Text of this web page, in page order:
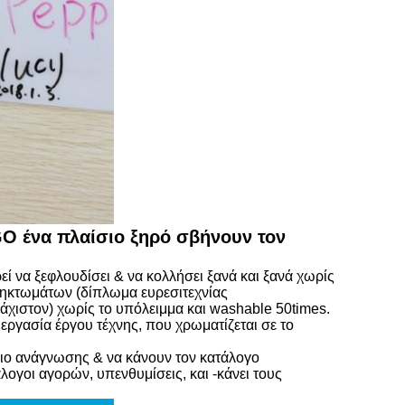
ένα πλαίσιο ξηρό σβήνουν τον
να ξεφλουδίσει & να κολλήσει ξανά και ξανά χωρίς
(δίπλωμα ευρεσιτεχνίας
χωρίς το υπόλειμμα και washable 50times.
έργου τέχνης, που χρωματίζεται σε το
ανάγνωσης & να κάνουν τον κατάλογο
αγορών, υπενθυμίσεις, και -κάνει τους